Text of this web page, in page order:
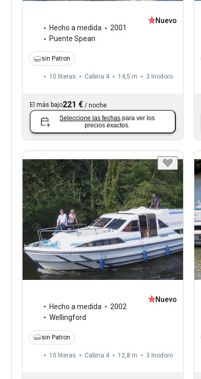
Hecho a medida
2001
Puente Spean
Nuevo
sin Patron
10 literas Cabina 4 14,5 m 3 Inodoro
El más bajo221 € / noche
Seleccione las fechas para ver los
precios exactos.
Hecho a medida
2002
Wellingford
Nuevo
sin Patron
10 literas Cabina 4 12,8 m 3 Inodoro